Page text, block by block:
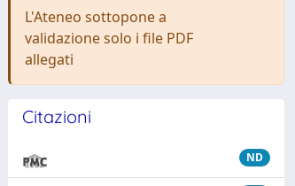
L'Ateneo sottopone a
validazione solo i file PDF
allegati
Citazioni
ND